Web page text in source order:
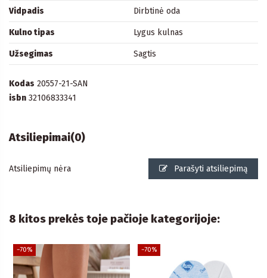
Vidpadis Dirbtinė oda
Kulno tipas Lygus kulnas
Užsegimas Sagtis
Kodas 20557-21-SAN
isbn 32106833341
Atsiliepimai(0)
Atsiliepimų nėra Parašyti atsiliepimą
8 kitos prekės toje pačioje kategorijoje:
−70% −70%